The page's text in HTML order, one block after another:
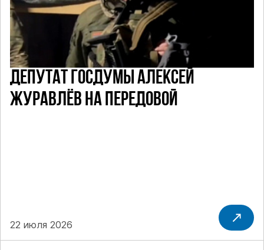
ДЕПУТАТ ГОСДУМЫ АЛЕКСЕЙ
ЖУРАВЛЁВ НА ПЕРЕДОВОЙ
22 июля 2026